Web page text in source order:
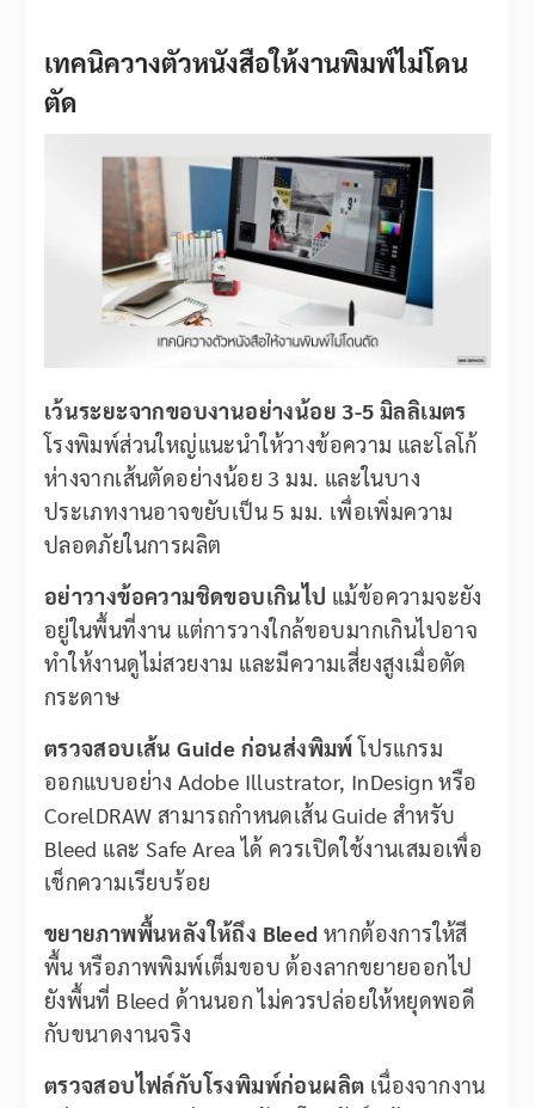
เทคนิควางตัวหนังสือให้งานพิมพ์ไม่โดน
ตัด
เว้นระยะจากขอบงานอย่างน้อย 3-5 มิลลิเมตร
โรงพิมพ์ส่วนใหญ่แนะนำให้วางข้อความ และโลโก้
ห่างจากเส้นตัดอย่างน้อย 3 มม. และในบาง
ประเภทงานอาจขยับเป็น 5 มม. เพื่อเพิ่มความ
ปลอดภัยในการผลิต
อย่าวางข้อความชิดขอบเกินไป แม้ข้อความจะยัง
อยู่ในพื้นที่งาน แต่การวางใกล้ขอบมากเกินไปอาจ
ทำให้งานดูไม่สวยงาม และมีความเสี่ยงสูงเมื่อตัด
กระดาษ
ตรวจสอบเส้น Guide ก่อนส่งพิมพ์โปรแกรม
ออกแบบอย่าง Adobe Illustrator, InDesign หรือ
CorelDRAW สามารถกำหนดเส้น Guide สำหรับ
Bleed และ Safe Area ได้ ควรเปิดใช้งานเสมอเพื่อ
เช็กความเรียบร้อย
ขยายภาพพื้นหลังให้ถึง Bleed หากต้องการให้สี
พื้น หรือภาพพิมพ์เต็มขอบ ต้องลากขยายออกไป
ยังพื้นที่ Bleed ด้านนอก ไม่ควรปล่อยให้หยุดพอดี
กับขนาดงานจริง
ตรวจสอบไฟล์กับโรงพิมพ์ก่อนผลิต เนื่องจากงาน